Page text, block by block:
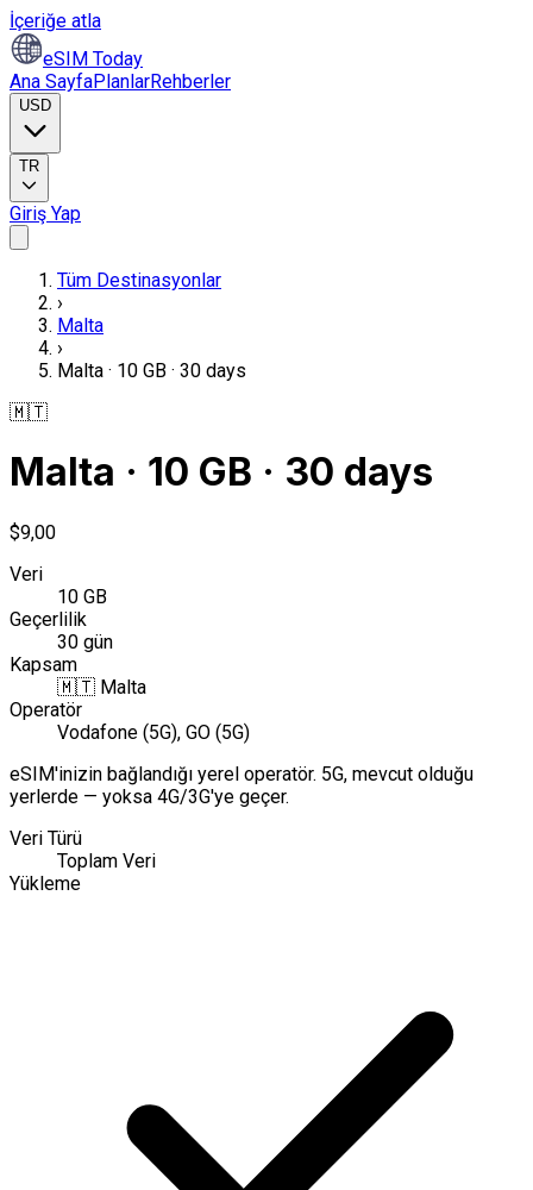
İçeriğe atla
eSIM Today
Ana SayfaPlanlarRehberler
USD
TR
Giriş Yap
Tüm Destinasyonlar
›
Malta
›
Malta · 10 GB · 30 days
🇲🇹
Malta · 10 GB · 30 days
$9,00
Veri
10 GB
Geçerlilik
30 gün
Kapsam
🇲🇹 Malta
Operatör
Vodafone (5G), GO (5G)
eSIM'inizin bağlandığı yerel operatör. 5G, mevcut olduğu
yerlerde — yoksa 4G/3G'ye geçer.
Veri Türü
Toplam Veri
Yükleme